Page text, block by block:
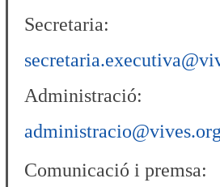
Secretaria:
Administració:
administracio@vives.org
Comunicació i premsa: